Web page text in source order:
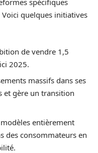
spécifiques
quelques initiatives
de vendre 1,5
2025.
massifs dans ses
et gère un transition
entièrement
des consommateurs en